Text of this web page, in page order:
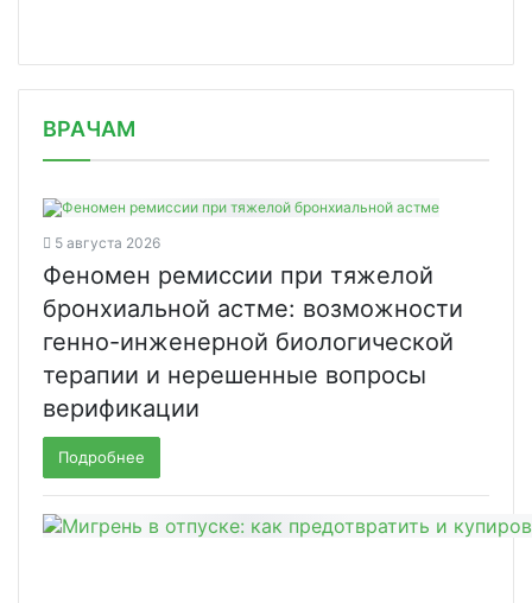
ВРАЧАМ
5 августа 2026
Феномен ремиссии при тяжелой
бронхиальной астме: возможности
генно-инженерной биологической
терапии и нерешенные вопросы
верификации
Подробнее